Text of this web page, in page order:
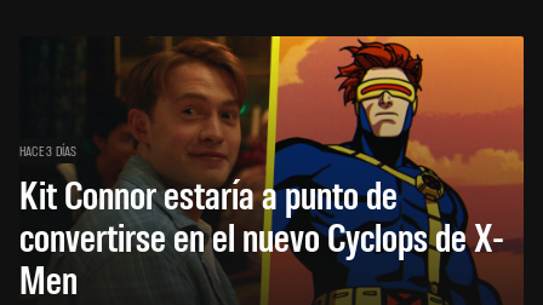
HACE 3 DÍAS
Kit Connor estaría a punto de
convertirse en el nuevo Cyclops de X-
Men